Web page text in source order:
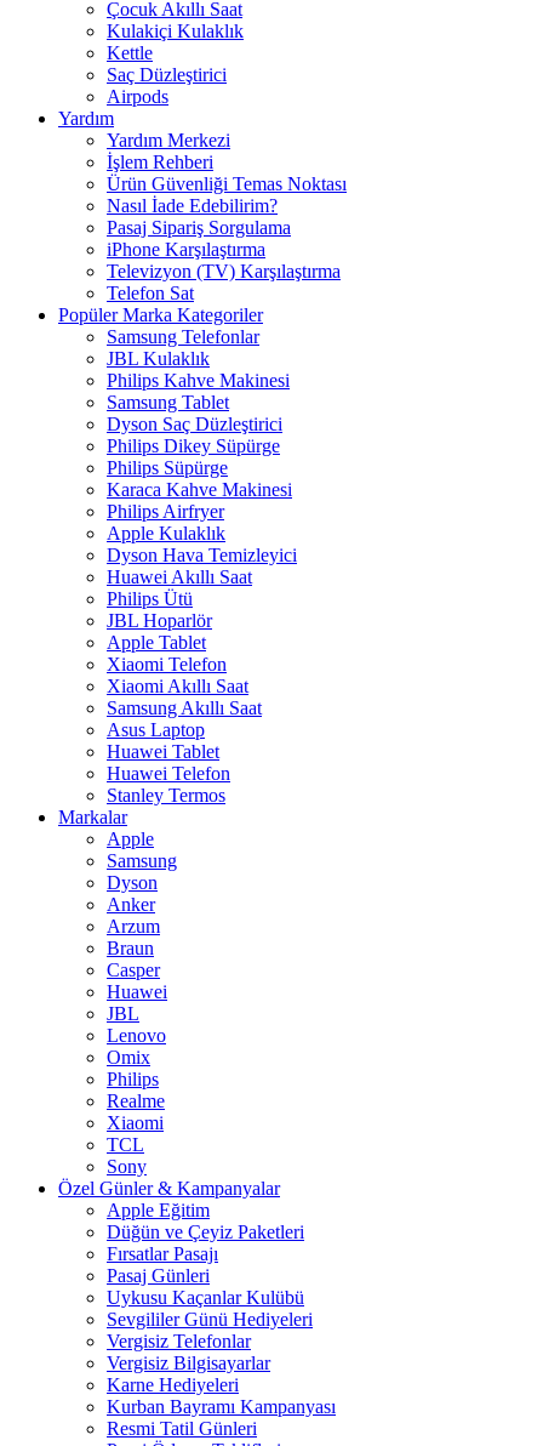
Çocuk Akıllı Saat
Kulakiçi Kulaklık
Kettle
Saç Düzleştirici
Airpods
Yardım
Yardım Merkezi
İşlem Rehberi
Ürün Güvenliği Temas Noktası
Nasıl İade Edebilirim?
Pasaj Sipariş Sorgulama
iPhone Karşılaştırma
Televizyon (TV) Karşılaştırma
Telefon Sat
Popüler Marka Kategoriler
Samsung Telefonlar
JBL Kulaklık
Philips Kahve Makinesi
Samsung Tablet
Dyson Saç Düzleştirici
Philips Dikey Süpürge
Philips Süpürge
Karaca Kahve Makinesi
Philips Airfryer
Apple Kulaklık
Dyson Hava Temizleyici
Huawei Akıllı Saat
Philips Ütü
JBL Hoparlör
Apple Tablet
Xiaomi Telefon
Xiaomi Akıllı Saat
Samsung Akıllı Saat
Asus Laptop
Huawei Tablet
Huawei Telefon
Stanley Termos
Markalar
Apple
Samsung
Dyson
Anker
Arzum
Braun
Casper
Huawei
JBL
Lenovo
Omix
Philips
Realme
Xiaomi
TCL
Sony
Özel Günler & Kampanyalar
Apple Eğitim
Düğün ve Çeyiz Paketleri
Fırsatlar Pasajı
Pasaj Günleri
Uykusu Kaçanlar Kulübü
Sevgililer Günü Hediyeleri
Vergisiz Telefonlar
Vergisiz Bilgisayarlar
Karne Hediyeleri
Kurban Bayramı Kampanyası
Resmi Tatil Günleri